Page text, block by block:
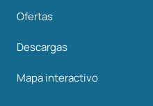
Ofertas
Descargas
Mapa interactivo